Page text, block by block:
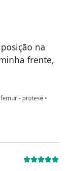
na
frente,
- protese •